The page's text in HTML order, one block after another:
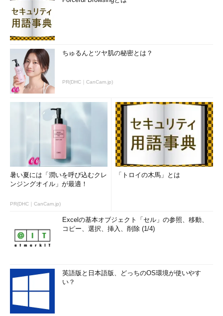
ちゅるんとツヤ肌の秘密とは？
PR(DHC｜CanCam.jp)
暑い夏には「潤いを呼び込むクレ
ンジングオイル」が最適！
PR(DHC｜CanCam.jp)
「トロイの木馬」とは
Excelの基本オブジェクト「セル」の参照、移動、
コピー、選択、挿入、削除 (1/4)
英語版と日本語版、どっちのOS環境が使いやす
い？